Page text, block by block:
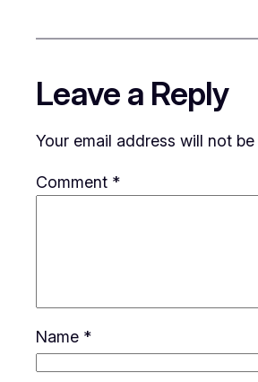
Leave a Reply
Your email address will not be
Comment *
Name *